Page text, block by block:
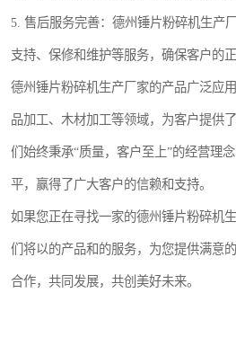
5. 售后服务完善：德州锤片粉碎机生产
支持、保修和维护等服务，确保客户的正
德州锤片粉碎机生产厂家的产品广泛应
品加工、木材加工等领域，为客户提供
们始终秉承“质量，客户至上”的经营理
平，赢得了广大客户的信赖和支持。
如果您正在寻找一家的德州锤片粉碎机
们将以的产品和的服务，为您提供满意
合作，共同发展，共创美好未来。